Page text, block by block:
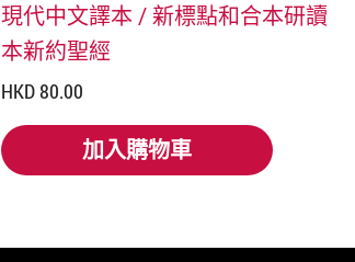
現代中文譯本 / 新標點和合本研讀
本新約聖經
HKD 80.00
加入購物車
加入購物車